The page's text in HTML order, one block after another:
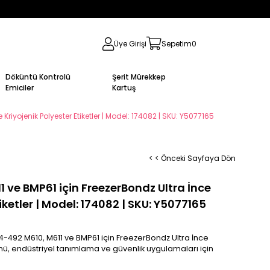
Üye Girişi Sepetim0
Döküntü Kontrolü
Emiciler
Şerit Mürekkep
Kartuş
Polyester Etiketler | Model: 174082 | SKU: Y5077165
< < Önceki Sayfaya Dön
ve BMP61 için FreezerBondz Ultra İnce
| Model: 174082 | SKU: Y5077165
M610, M611 ve BMP61 için FreezerBondz Ultra İnce
endüstriyel tanımlama ve güvenlik uygulamaları için